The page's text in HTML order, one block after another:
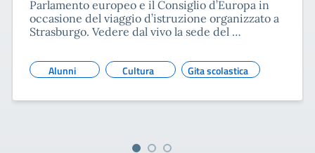
Parlamento europeo e il Consiglio d’Europa in
occasione del viaggio d’istruzione organizzato a
Strasburgo. Vedere dal vivo la sede del …
Alunni Cultura Gita scolastica